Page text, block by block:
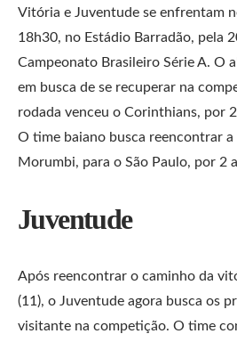
Vitória e Juventude se enfrentam
18h30, no Estádio Barradão, pela
Campeonato Brasileiro Série A. O
em busca de se recuperar na
rodada venceu o Corinthians, por
O time baiano busca reencontrar
Morumbi, para o São Paulo, por 2
Juventude
Após reencontrar o caminho da
(11), o Juventude agora busca os
visitante na competição. O time